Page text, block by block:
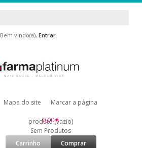
Bem vindo(a), Entrar.
Mapa do site Marcar a página
0,00 €
produto (vazio)
Sem Produtos
Carrinho
Comprar